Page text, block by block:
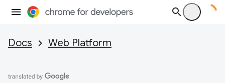
Docs Web Platform